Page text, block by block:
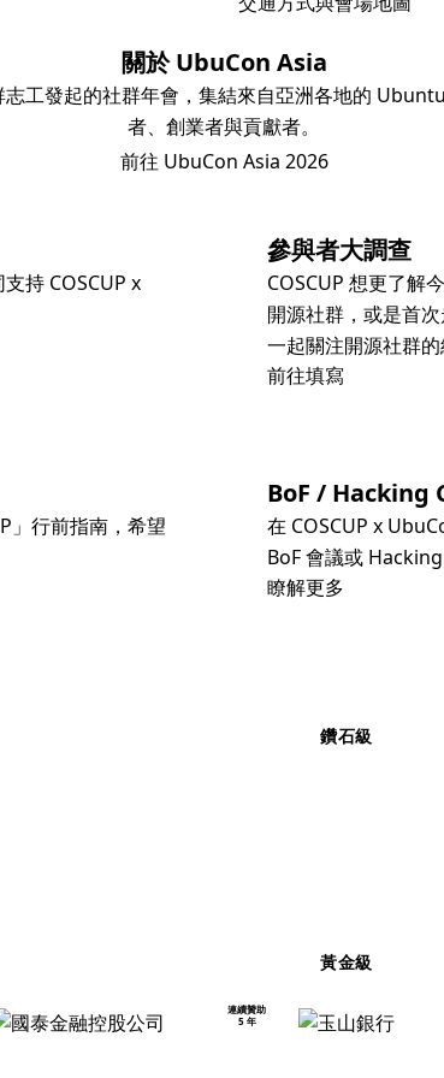
關於 UbuCon Asia
工發起的社群年會，集結來自亞洲各地的
者、創業者與貢獻者。
前往 UbuCon Asia 2026
持 COSCUP x
參與者大調查
COSCUP 想更了解
開源社群，或是首
一起關注開源社群的
前往填寫
」行前指南，希望
BoF / Hacking
在 COSCUP x
BoF 會議或
瞭解更多
鑽石級
黃金級
連續贊助
5 年